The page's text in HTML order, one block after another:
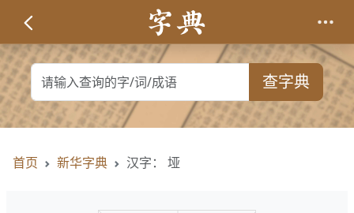
查字典
首页 新华字典 汉字： 垭